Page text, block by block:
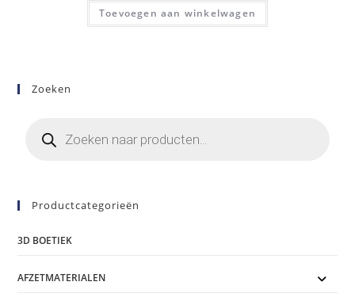
Toevoegen aan winkelwagen
Zoeken
zoeken
Productcategorieën
3D BOETIEK
AFZETMATERIALEN